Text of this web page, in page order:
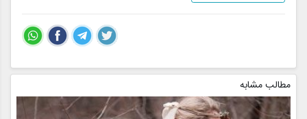
مطالب مشابه